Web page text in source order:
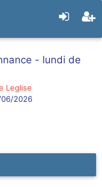
- lundi de
Leglise
2026